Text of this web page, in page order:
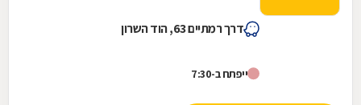
דרך רמתיים 63, הוד השרון
ייפתח ב-7:30